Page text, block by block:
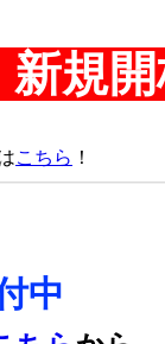
新規
こちら ！
中